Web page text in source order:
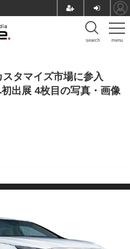
menu
search
タマイズ市場に参入
出展 4枚目の写真・画像